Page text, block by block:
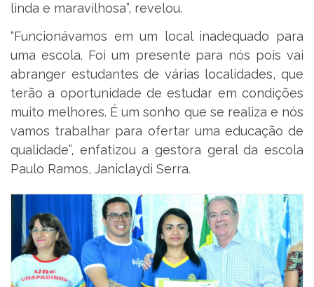
linda e maravilhosa”, revelou.
“Funcionávamos em um local inadequado para
uma escola. Foi um presente para nós pois vai
abranger estudantes de várias localidades, que
terão a oportunidade de estudar em condições
muito melhores. É um sonho que se realiza e nós
vamos trabalhar para ofertar uma educação de
qualidade”, enfatizou a gestora geral da escola
Paulo Ramos, Janiclaydi Serra.